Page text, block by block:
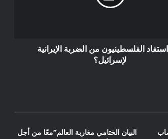
استفاد الفلسطينيون من الضربة الإيرانية
لإسرائيل؟
البيان الختامي مغاربة العالم”معًا من أجل